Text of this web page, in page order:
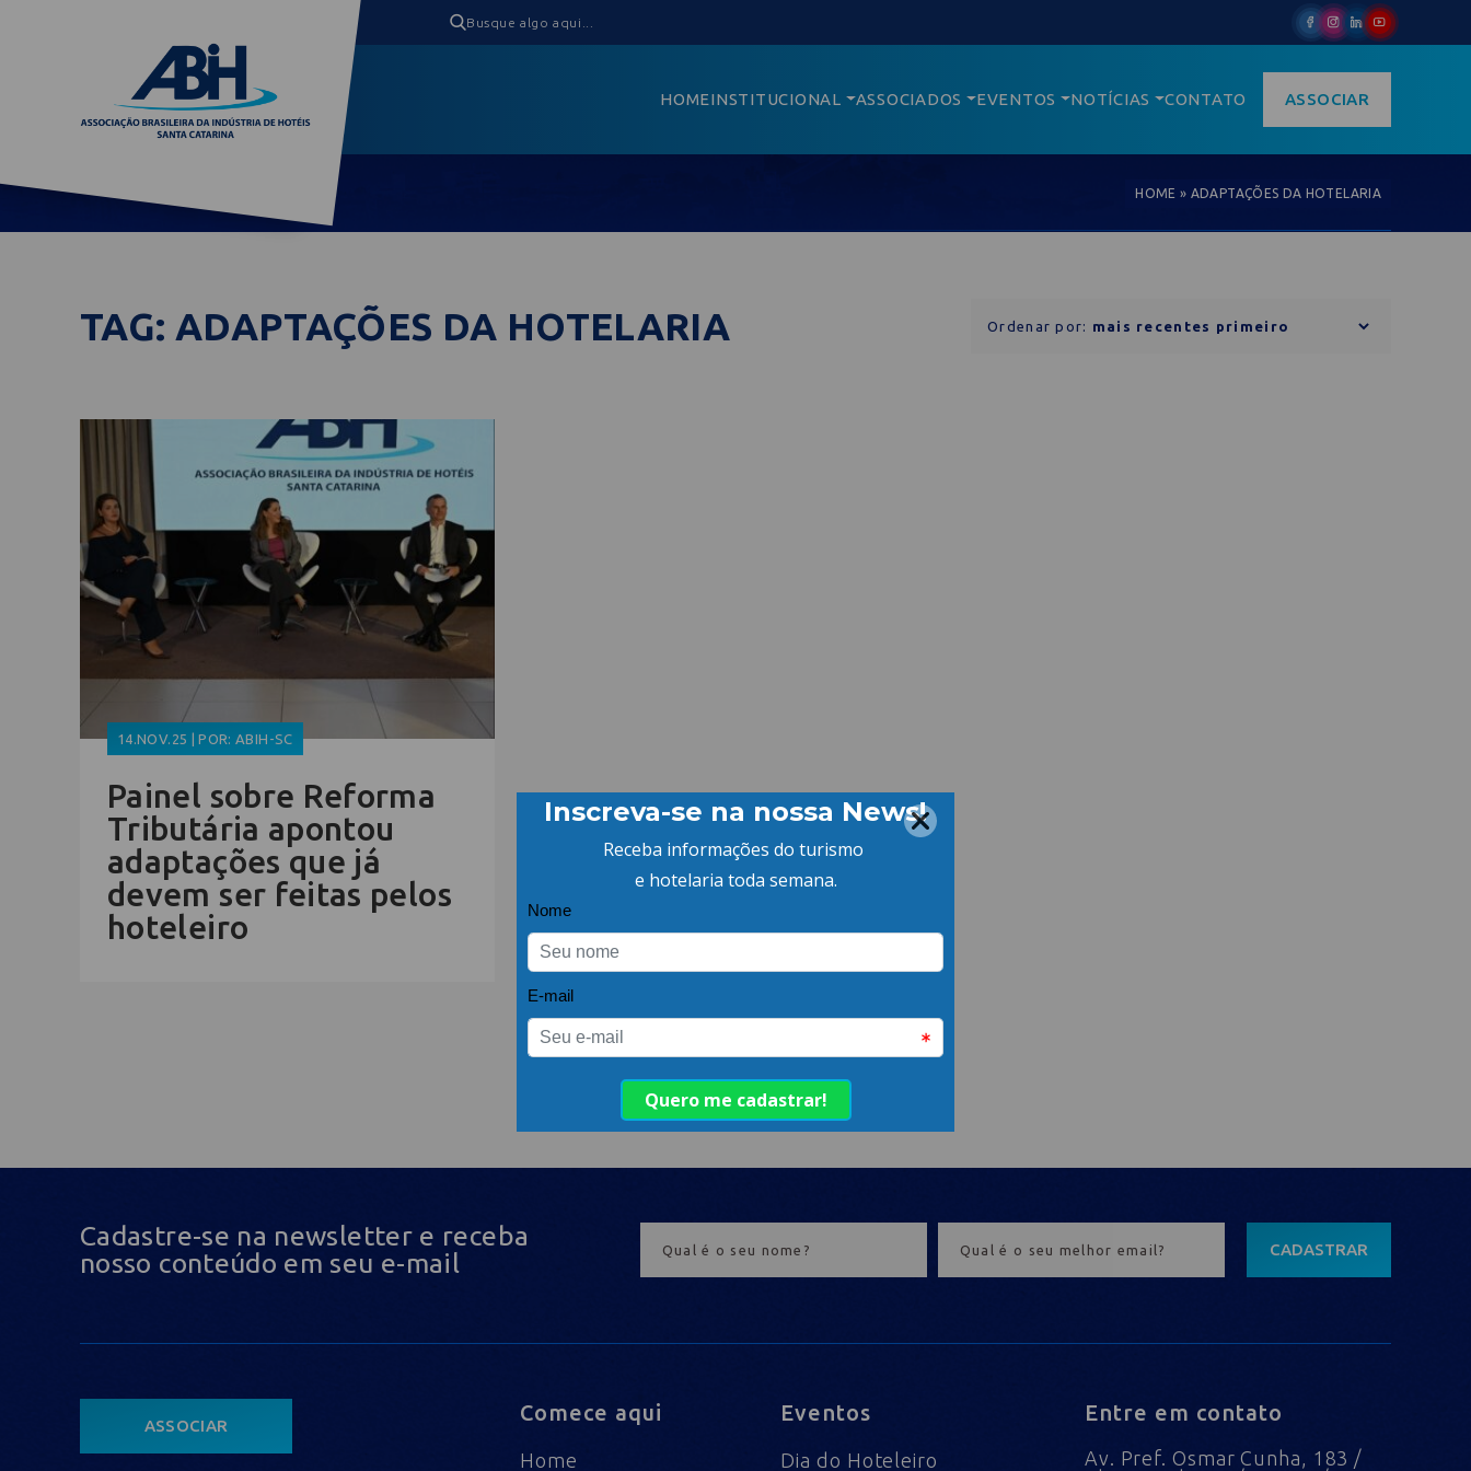
HOMEINSTITUCIONAL ASSOCIADOS EVENTOS NOTÍCIAS CONTATO ASSOCIAR
HOME » ADAPTAÇÕES DA HOTELARIA
TAG: ADAPTAÇÕES DA HOTELARIA Ordenar por:
14.NOV.25 | POR: ABIH-SC
Painel sobre Reforma
Tributária apontou
adaptações que já
devem ser feitas pelos
hoteleiro
Cadastre-se na newsletter e receba
nosso conteúdo em seu e-mail
CADASTRAR
ASSOCIAR
Comece aqui
Home
Eventos
Dia do Hoteleiro
Entre em contato
Av. Pref. Osmar Cunha, 183 /